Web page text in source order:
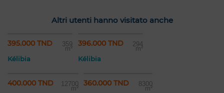
Altri utenti hanno visitato anche
395.000 TND 359
m²
Kélibia
396.000 TND 294
m²
Kélibia
400.000 TND 12700
m²
360.000 TND 8300
m²